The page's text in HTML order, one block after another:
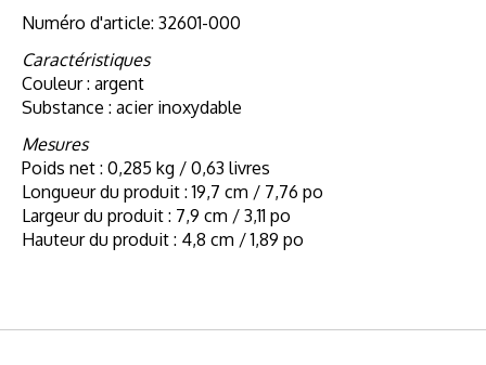
Numéro d'article: 32601-000
Caractéristiques
Couleur : argent
Substance : acier inoxydable
Mesures
Poids net : 0,285 kg / 0,63 livres
Longueur du produit : 19,7 cm / 7,76 po
Largeur du produit : 7,9 cm / 3,11 po
Hauteur du produit : 4,8 cm / 1,89 po